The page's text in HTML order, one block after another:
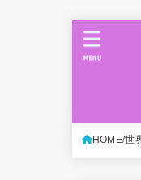
MENU
HOME 世